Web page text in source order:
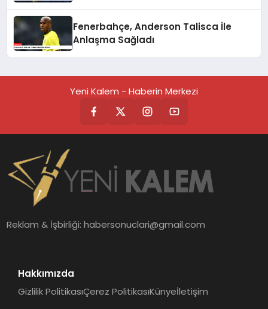
Fenerbahçe, Anderson Talisca İle
Anlaşma Sağladı
Yeni Kalem - Haberin Merkezi
Reklam & İşbirliği:habersonuclari@gmail.com
Hakkımızda
Gizlilik PolitikasıÇerez PolitikasıKünyeİletişim